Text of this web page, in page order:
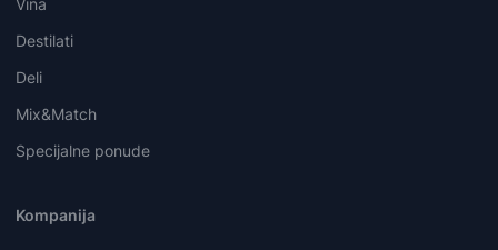
Vina
Destilati
Deli
Mix&Match
Specijalne ponude
Kompanija